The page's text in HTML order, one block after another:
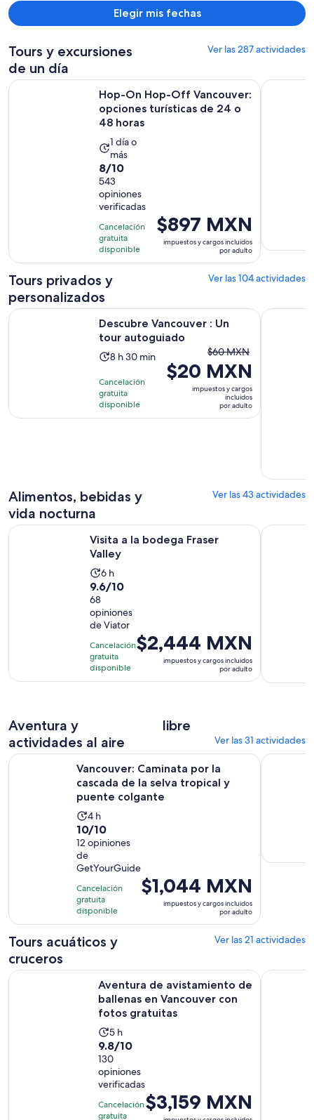
Elegir mis fechas
Tours y excursiones
de un día
Ver las 287 actividades
Hop-On Hop-Off Vancouver:
opciones turísticas de 24 o
48 horas
La
actividad
dura
1
día
1 día o
más
8.0
de
10
con
543
opiniones
8/10
543
opiniones
verificadas
Cancelación
gratuita
disponible
El
precio
es
de
$897 MXN.
adulto
$897 MXN
impuestos y cargos incluidos
por adulto
Hop-On Hop-Off Vancouver: opciones turísticas de 24 o 48
Tour de
Tours privados y
personalizados
Ver las 104 actividades
Descubre Vancouver : Un
tour autoguiado
La
dura
8
horas
8 h 30 min
Cancelación
gratuita
disponible
El
precio
anterior
era
$60 MXN
por
$60 MXN
$20 MXN
impuestos y cargos
incluidos
por adulto
Descubre Vancouver : Un tour autoguiado Se abrirá en una
Visita
Alimentos, bebidas y
vida nocturna
Ver las 43 actividades
Visita a la bodega Fraser
Valley
La
actividad
dura
6
horas
6 h
9.6
de
10
con
68
opiniones
9.6/10
68
opiniones
de Viator
Cancelación
gratuita
disponible
El
precio
de
adulto
$2,444 MXN
impuestos y cargos incluidos
por adulto
Visita a la bodega Fraser Valley Se abrirá en una nueva
Aventura y
actividades al aire
libre
Ver las 31 actividades
Vancouver: Caminata por la
cascada de la selva tropical y
puente colgante
La
actividad
dura
4
horas
4 h
10.0
de
10
con
12
opiniones
10/10
12 opiniones
de
GetYourGuide
Cancelación
gratuita
disponible
El
precio
de
adulto
$1,044 MXN
impuestos y cargos incluidos
por adulto
Vancouver: Caminata por la cascada de la selva tropical y
Whistler
Tours acuáticos y
cruceros
Ver las 21 actividades
Aventura de avistamiento de
ballenas en Vancouver con
fotos gratuitas
La
actividad
dura
5
horas
5 h
9.8
de
10
con
130
9.8/10
130
opiniones
verificadas
Cancelación
gratuita
El
precio
$3,159 MXN
Aventura de avistamiento de ballenas en Vancouver con